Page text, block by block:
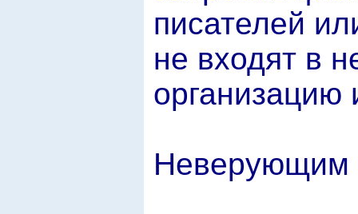
писателей
не входят в
организацию
Неверующим